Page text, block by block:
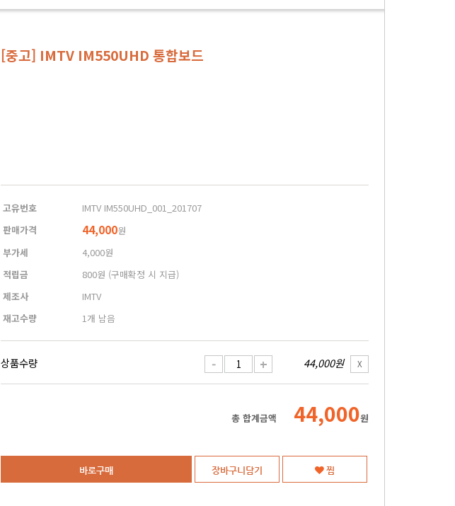
[중고] IMTV IM550UHD 통합보드
고유번호
IMTV IM550UHD_001_201707
판매가격
44,000원
부가세
4,000원
적립금
800원 (구매확정 시 지급)
제조사
IMTV
재고수량
1개 남음
상품수량 - + 44,000원 X
총 합계금액 44,000원
바로구매 장바구니담기 찜